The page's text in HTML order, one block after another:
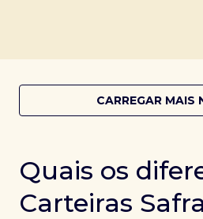
CARREGAR MAIS
Quais os
Carteiras